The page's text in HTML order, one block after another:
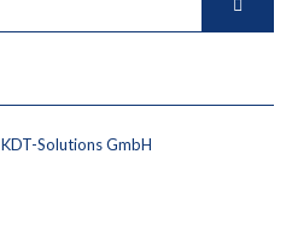
KDT-Solutions GmbH